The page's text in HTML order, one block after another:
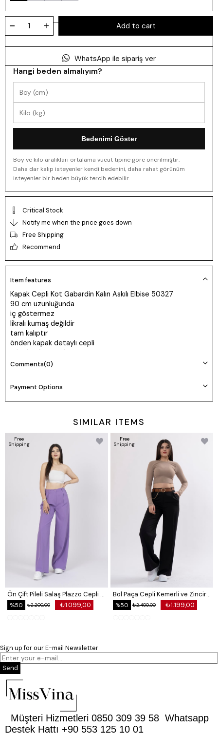
WhatsApp ile sipariş ver
Hangi beden almalıyım?
Bedenimi Göster
Boy ve kilo aralıkları ortalama vücut tipine göre önerilmiştir.
Daha dar kalıp isteyenler kendi bedenini, daha rahat görünüm
isteyenler bir beden büyük tercih edebilir.
Critical Stock
Notify me when the price goes down
Free Shipping
Recommend
Item features
Kapak Cepli Kot Gabardin Kalın Askılı Elbise 50327
90 cm uzunluğunda
iç göstermez
likralı kumaş değildir
tam kalıptır
önden kapak detaylı cepli
arkadan fermuarlı
kare yaka
Comments(0)
Payment Options
SIMILAR ITEMS
Ön Çift Pileli Salaş Plazzo Cepli Pantolon
₺1.099,00
₺2.200,00
%50
Free
Shipping
Bol Paça Cepli Kemerli ve Zincir Detaylı Atlas Kumaş Pantolon
₺1.199,00
₺2.400,00
%50
Free
Shipping
Sign up for our E-mail Newsletter
Send
Müşteri Hizmetleri 0850 309 39 58 Whatsapp
Destek Hattı +90 553 125 10 01